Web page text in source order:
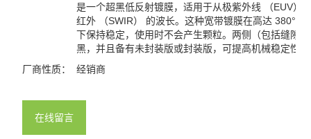
是一个超黑低反射镀膜，适用于从极紫外线 （EUV）
红外 （SWIR） 的波长。这种宽带镀膜在高达 380°C
下保持稳定，使用时不会产生颗粒。两侧（包括缝隙
黑，并且备有未封装版或封装版，可提高机械稳定性.
厂商性质：
经销商
在线留言